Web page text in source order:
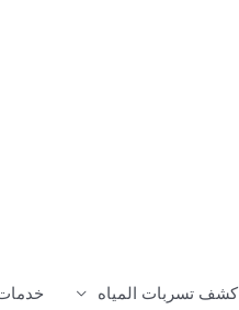
كشف تسربات المياه